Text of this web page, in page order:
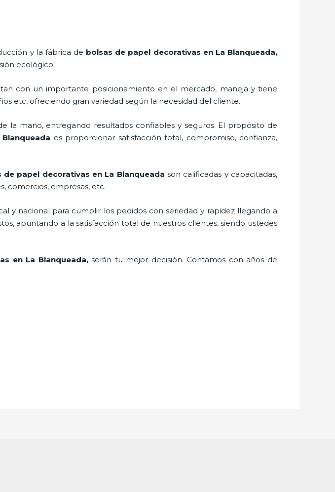
y la fábrica de bolsas de papel decorativas en La Blanqueada,
ecológico.
con un importante posicionamiento en el mercado, maneja y tiene
etc, ofreciendo gran variedad según la necesidad del cliente.
la mano, entregando resultados confiables y seguros. El propósito de
es proporcionar satisfacción total, compromiso, confianza,
de papel decorativas en La Blanqueada son calificadas y capacitadas,
comercios, empresas, etc.
y nacional para cumplir los pedidos con seriedad y rapidez llegando a
apuntando a la satisfacción total de nuestros clientes, siendo ustedes
en La Blanqueada,serán tu mejor decisión. Contamos con años de